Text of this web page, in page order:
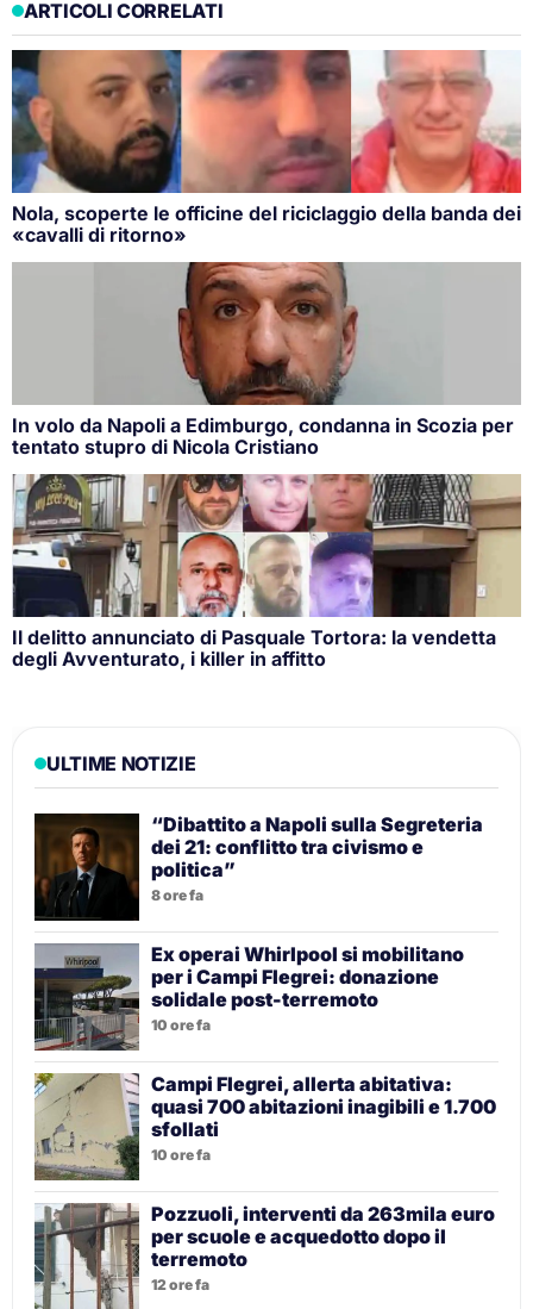
ARTICOLI CORRELATI
Nola, scoperte le officine del riciclaggio della banda dei
«cavalli di ritorno»
In volo da Napoli a Edimburgo, condanna in Scozia per
tentato stupro di Nicola Cristiano
Il delitto annunciato di Pasquale Tortora: la vendetta
degli Avventurato, i killer in affitto
ULTIME NOTIZIE
“Dibattito a Napoli sulla Segreteria
dei 21: conflitto tra civismo e
politica”
8 ore fa
Ex operai Whirlpool si mobilitano
per i Campi Flegrei: donazione
solidale post-terremoto
10 ore fa
Campi Flegrei, allerta abitativa:
quasi 700 abitazioni inagibili e 1.700
sfollati
10 ore fa
Pozzuoli, interventi da 263mila euro
per scuole e acquedotto dopo il
terremoto
12 ore fa